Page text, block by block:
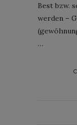
Best bzw.
werden –
…